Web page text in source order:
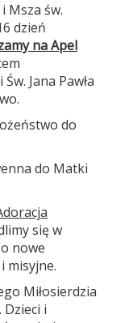
Msza św.
dzień
na Apel
Jana Pawła
do
do Matki
się w
nowe
misyjne.
Miłosierdzia
i